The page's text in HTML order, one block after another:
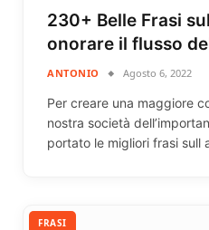
230+ Belle Frasi
onorare il flusso
ANTONIO Agosto 6, 2022
Per creare una maggiore
nostra società
portato le migliori frasi sull
FRASI